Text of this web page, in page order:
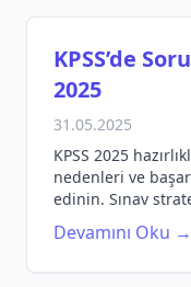
KPSS’de
2025
31.05.2025
KPSS 2025
nedenleri ve
edinin. Sınav
donanın!
Devamını Oku →